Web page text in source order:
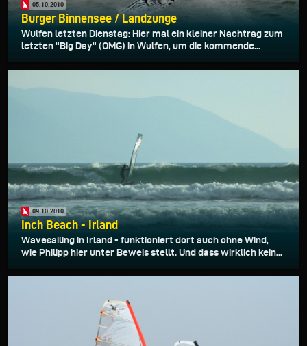
05.10.2010
Burger Binnensee / Landzunge
Wulfen letzten Dienstag: Hier mal ein kleiner Nachtrag zum
letzten "Big Day" (OMG) in Wulfen, um die kommende...
09.10.2010
Inch Beach - Irland
Wavesailing in Irland - funktioniert dort auch ohne Wind,
wie Philipp hier unter Beweis stellt. Und dass wirklich kein...